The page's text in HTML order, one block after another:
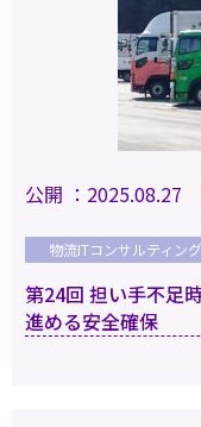
公開 ：2025.08.27
物流ITコンサルティング
第24回 担い手不足
進める安全確保